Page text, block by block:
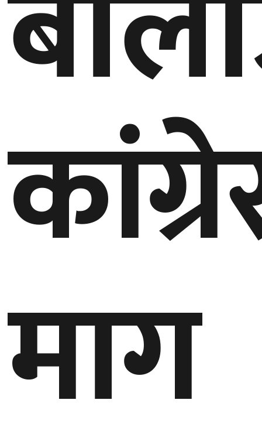
गल्फ
अमेरिका
बेलायत
जापान
क्यानाडा
माग